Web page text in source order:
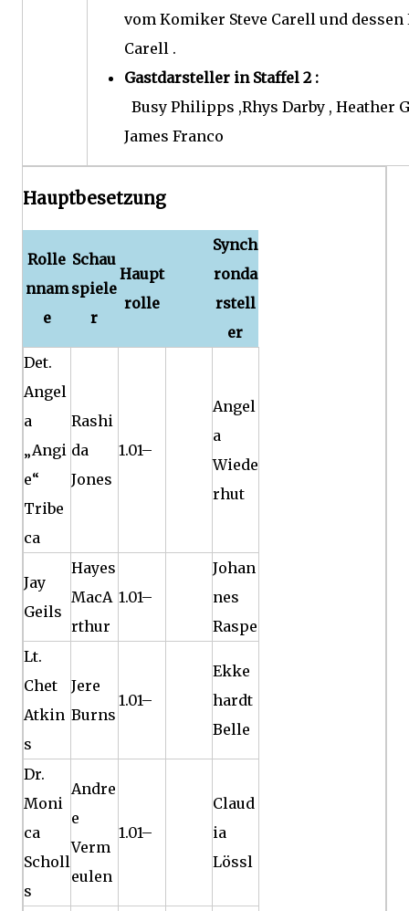
vom Komiker Steve Carell und dessen
Carell .
Gastdarsteller in Staffel 2:
Busy Philipps ,Rhys Darby , Heather
James Franco
Hauptbesetzung
Rolle
nnam
e
Schau
spiele
r
Haupt
rolle
Synch
ronda
rstell
er
Det.
Angel
a
„Angi
e“
Tribe
ca
Rashi
da
Jones
1.01–
Angel
a
Wiede
rhut
Jay
Geils
Hayes
MacA
rthur
1.01–
Johan
nes
Raspe
Lt.
Chet
Atkin
s
Jere
Burns
1.01–
Ekke
hardt
Belle
Dr.
Moni
ca
Scholl
s
Andre
e
Verm
eulen
1.01–
Claud
ia
Lössl